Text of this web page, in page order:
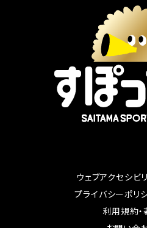
ウェブアクセシビ
プライバシーポリ
利用規約